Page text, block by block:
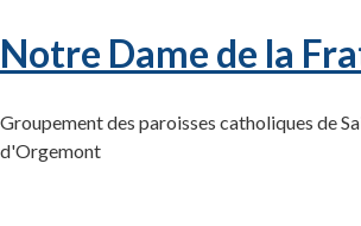
Notre Dame de la
Groupement des paroisses catholiques de
d'Orgemont